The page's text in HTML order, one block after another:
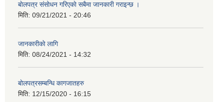
बाेलपत्र संसाेधन गरिएकाे सबैमा जानकारी गराइन्छ ।
मिति: 09/21/2021 - 20:46
जानकारीकाे लागि
मिति: 08/24/2021 - 14:32
बोलपत्रसम्बन्धि कागजातहरु
मिति: 12/15/2020 - 16:15